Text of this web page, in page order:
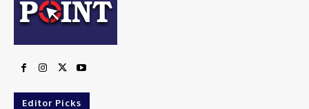
Editor Picks